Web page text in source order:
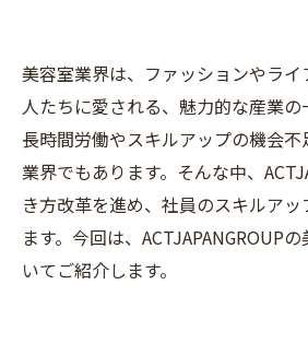
美容室業界は、ファッションやラ
人たちに愛される、魅力的な産業の
長時間労働やスキルアップの機会
業界でもあります。そんな中、
き方改革を進め、社員のスキルア
ます。今回は、ACTJAPANGROUP
いてご紹介します。